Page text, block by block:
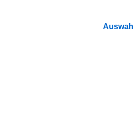
Auswahl